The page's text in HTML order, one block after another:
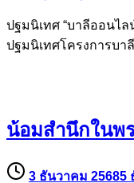
ปฐมนิเทศ “บาลีออนไ
ปฐมนิเทศโครงการบา
น้อมสำนึกใน
3 ธันวาคม 25685